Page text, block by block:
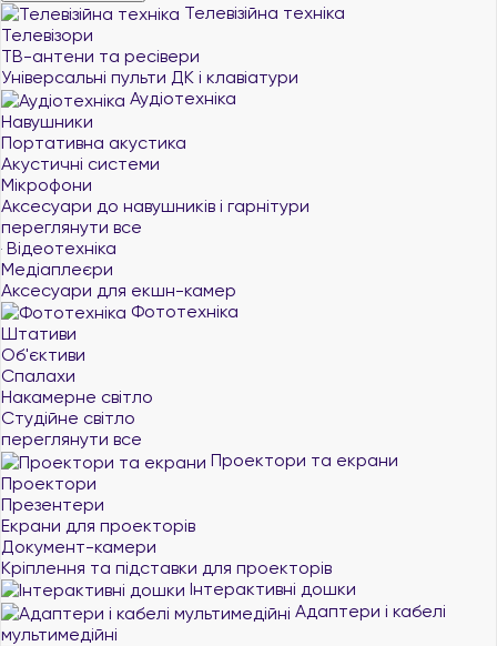
Телевізійна техніка
Телевізори
ТВ-антени та ресівери
Універсальні пульти ДК і клавіатури
Аудіотехніка
Навушники
Портативна акустика
Акустичні системи
Мікрофони
Аксесуари до навушників і гарнітури
переглянути все
Відеотехніка
Медіаплеєри
Аксесуари для екшн-камер
Фототехніка
Штативи
Об'єктиви
Спалахи
Накамерне світло
Студійне світло
переглянути все
Проектори та екрани
Проектори
Презентери
Екрани для проекторів
Документ-камери
Кріплення та підставки для проекторів
Інтерактивні дошки
Адаптери і кабелі
мультимедійні